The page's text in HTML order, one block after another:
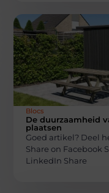
Blocs
De duurzaamheid
plaatsen
Goed artikel? Deel
Share on Facebook
LinkedIn Share